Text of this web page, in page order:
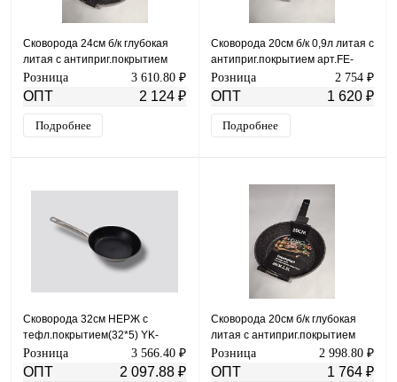
Сковорода 24см б/к глубокая
литая с антиприг.покрытием
арт.FE-JP3324
Розница 3 610.80 ₽
ОПТ 2 124 ₽
Подробнее
Сковорода 20см б/к 0,9л литая с
антиприг.покрытием арт.FE-
3501-20
Розница 2 754 ₽
ОПТ 1 620 ₽
Подробнее
Сковорода 32см НЕРЖ с
тефл.покрытием(32*5) YK-
0718-137
Розница 3 566.40 ₽
ОПТ 2 097.88 ₽
Сковорода 20см б/к глубокая
литая с антиприг.покрытием
арт.FE-JP3320
Розница 2 998.80 ₽
ОПТ 1 764 ₽